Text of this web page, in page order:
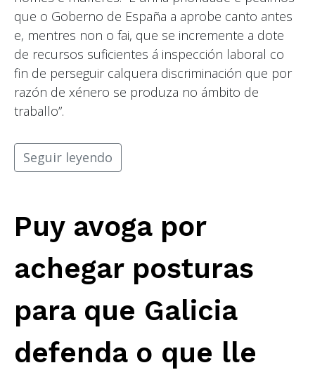
que o Goberno de España a aprobe canto antes
e, mentres non o fai, que se incremente a dote
de recursos suficientes á inspección laboral co
fin de perseguir calquera discriminación que por
razón de xénero se produza no ámbito de
traballo”.
Seguir leyendo
Puy avoga por
achegar posturas
para que Galicia
defenda o que lle